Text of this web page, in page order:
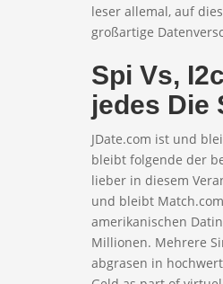
leser allemal, auf
großartige
Spi Vs,
jedes Die
JDate.com ist und
bleibt folgende der
lieber in diesem
und bleibt
amerikanischen
Millionen. Mehrere
abgrasen in